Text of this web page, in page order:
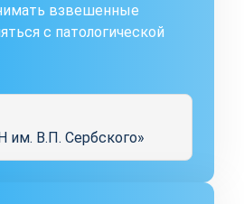
взвешенные
с патологической
В.П. Сербского»